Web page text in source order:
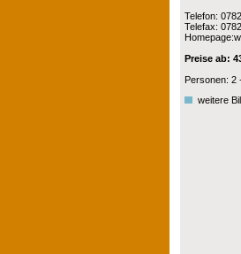
Telefon:
Telefax:
Preise ab:
Personen: 2
weitere